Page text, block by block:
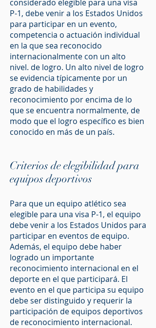
considerado elegible para una visa
P-1, debe venir a los Estados Unidos
para participar en un evento,
competencia o actuación individual
en la que sea reconocido
internacionalmente con un alto
nivel. de logro. Un alto nivel de logro
se evidencia típicamente por un
grado de habilidades y
reconocimiento por encima de lo
que se encuentra normalmente, de
modo que el logro específico es bien
conocido en más de un país.
Criterios de elegibilidad para
equipos deportivos
Para que un equipo atlético sea
elegible para una visa P-1, el equipo
debe venir a los Estados Unidos para
participar en eventos de equipo.
Además, el equipo debe haber
logrado un importante
reconocimiento internacional en el
deporte en el que participará. El
evento en el que participa su equipo
debe ser distinguido y requerir la
participación de equipos deportivos
de reconocimiento internacional.